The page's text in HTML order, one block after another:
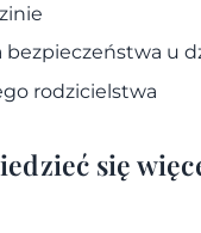
u
rodzicielstwa
się